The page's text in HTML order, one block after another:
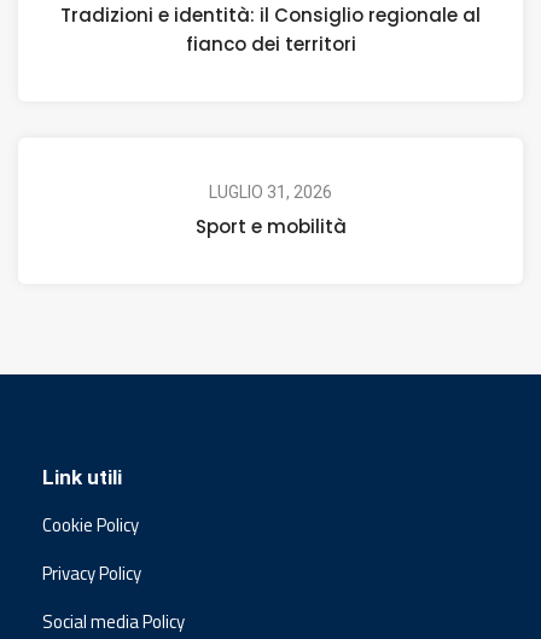
Tradizioni e identità: il Consiglio regionale al
fianco dei territori
LUGLIO 31, 2026
Sport e mobilità
Link utili
Cookie Policy
Privacy Policy
Social media Policy